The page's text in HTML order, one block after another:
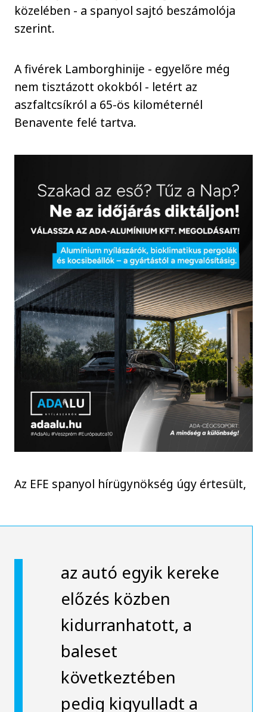
közelében - a spanyol sajtó beszámolója
szerint.
A fivérek Lamborghinije - egyelőre még
nem tisztázott okokból - letért az
aszfaltcsíkról a 65-ös kilométernél
Benavente felé tartva.
Az EFE spanyol hírügynökség úgy értesült,
az autó egyik kereke
előzés közben
kidurranhatott, a
baleset
következtében
pedig kigyulladt a